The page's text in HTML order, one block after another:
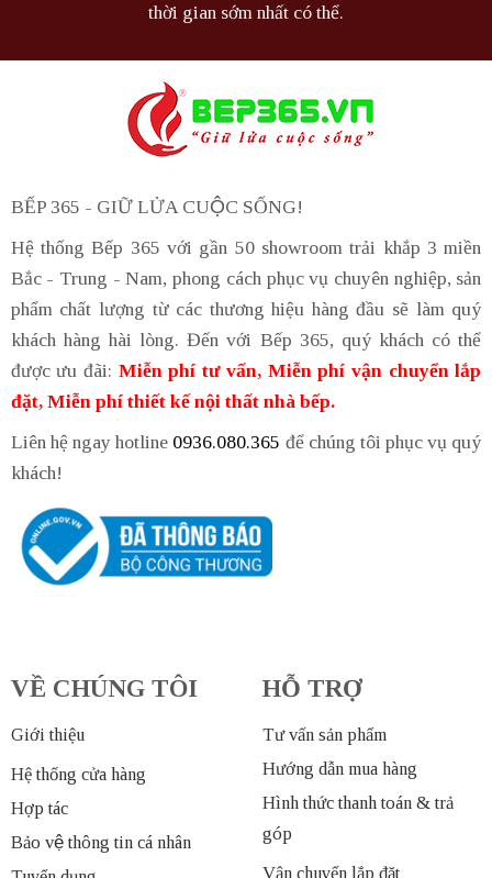
thời gian sớm nhất có thể.
BẾP 365 - GIỮ LỬA CUỘC SỐNG!
Hệ thống Bếp 365 với gần 50 showroom trải khắp 3 miền
Bắc - Trung - Nam, phong cách phục vụ chuyên nghiệp, sản
phẩm chất lượng từ các thương hiệu hàng đầu sẽ làm quý
khách hàng hài lòng. Đến với Bếp 365, quý khách có thể
được ưu đãi: Miễn phí tư vấn, Miễn phí vận chuyển lắp
đặt, Miễn phí thiết kế nội thất nhà bếp.
Liên hệ ngay hotline 0936.080.365 để chúng tôi phục vụ quý
khách!
VỀ CHÚNG TÔI
Giới thiệu
Hệ thống cửa hàng
Hợp tác
Bảo vệ thông tin cá nhân
HỖ TRỢ
Tư vấn sản phẩm
Hướng dẫn mua hàng
Hình thức thanh toán & trả
góp
Vận chuyển lắp đặt